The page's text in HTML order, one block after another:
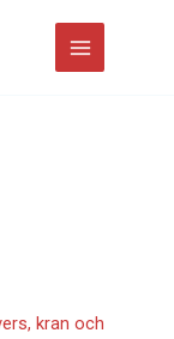
kran och